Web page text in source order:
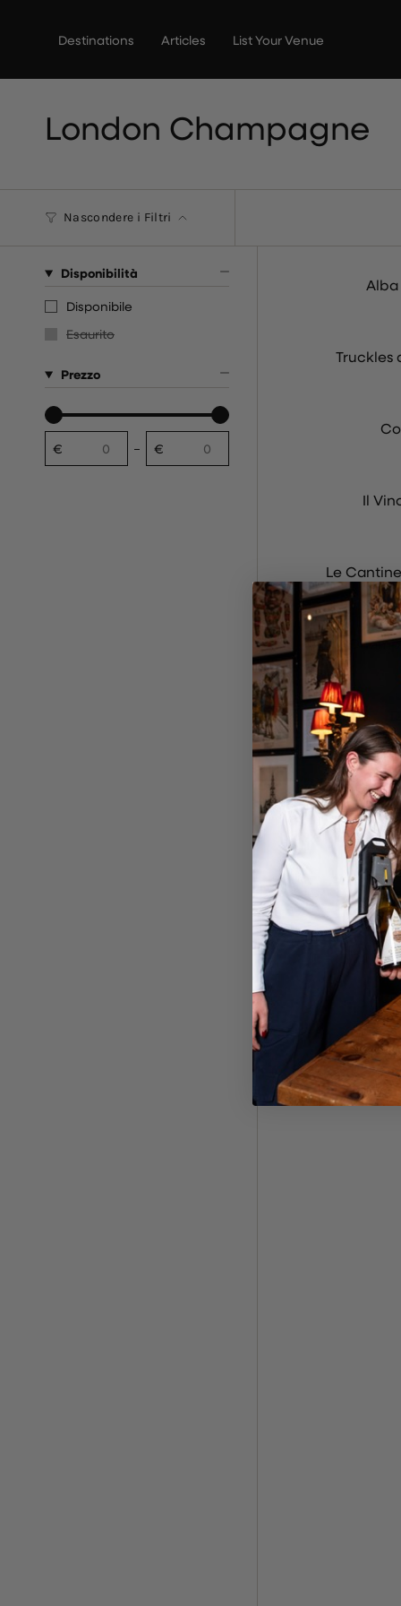
contenutoDestinations Articles List Your Venue
London Champagne
Nascondere i Filtri
Disponibilità
Disponibile
Esaurito
Prezzo
€
Da €
A
Truckles
Il
Le